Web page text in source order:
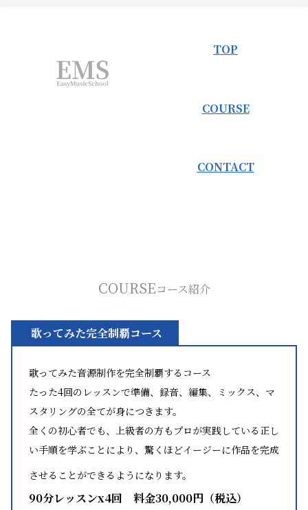
TOP
COURSE
CONTACT
COURSEコース紹介
歌ってみた完全制覇コース
歌ってみた音源制作を完全制覇するコース
たった4回のレッスンで準備、録音、編集、ミックス、マ
スタリングの全てが身につきます。
全くの初心者でも、上級者の方もプロが実践している正し
い手順を学ぶことにより、驚くほどイージーに作品を完成
させることができるようになります。
90分レッスンx4回 料金30,000円（税込）